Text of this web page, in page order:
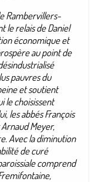
Rambervillers-
le relais de Daniel
économique et
au point de
pauvres du
et soutient
le choisissent
les abbés François
Meyer,
Avec la diminution
de curé
comprend